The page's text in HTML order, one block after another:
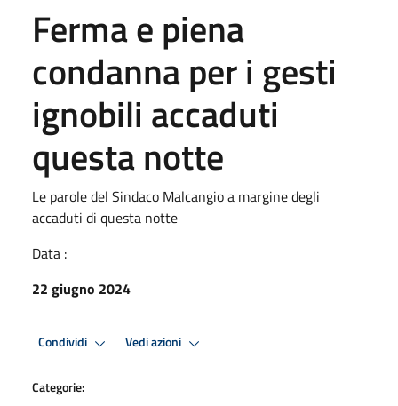
Ferma e piena
condanna per i gesti
ignobili accaduti
questa notte
Le parole del Sindaco Malcangio a margine degli
accaduti di questa notte
Data :
22 giugno 2024
Condividi Vedi azioni
Categorie: